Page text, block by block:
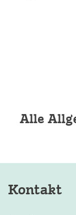
Alle
Kontakt